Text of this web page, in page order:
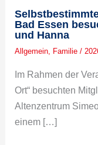
Bad Essen
und Hanna
Allgemein, Familie /
Im Rahmen der
Ort“ besuchten
Altenzentrum
einem […]